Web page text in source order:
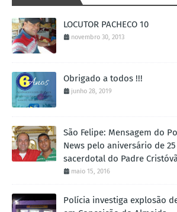
LOCUTOR PACHECO 10
novembro 30, 2013
Obrigado a todos !!!
junho 28, 2019
São Felipe: Mensagem do
News pelo aniversário de
sacerdotal do Padre
maio 15, 2016
Polícia investiga explosão